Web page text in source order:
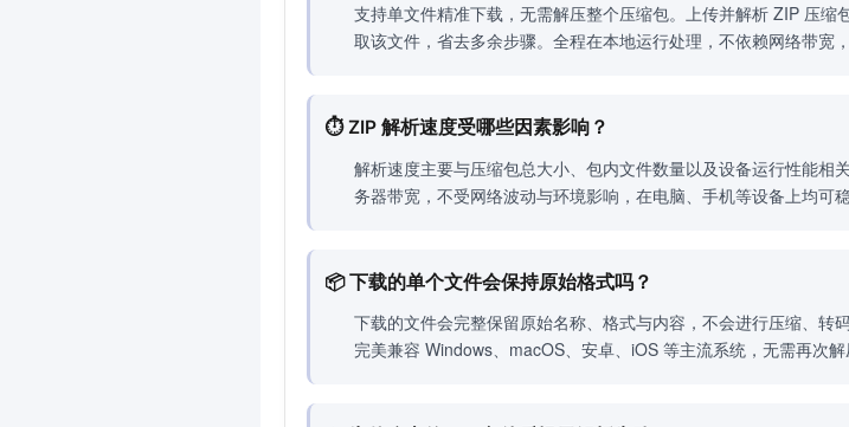
支持单文件精准下载，无需解压整个压缩包。上传并解析 ZIP 压
取该文件，省去多余步骤。全程在本地运行处理，不依赖网络带宽
⏱️ ZIP 解析速度受哪些因素影响？
解析速度主要与压缩包总大小、包内文件数量以及设备运行性能
务器带宽，不受网络波动与环境影响，在电脑、手机等设备上均可
📦 下载的单个文件会保持原始格式吗？
下载的文件会完整保留原始名称、格式与内容，不会进行压缩、转
完美兼容 Windows、macOS、安卓、iOS 等主流系统，无需再次